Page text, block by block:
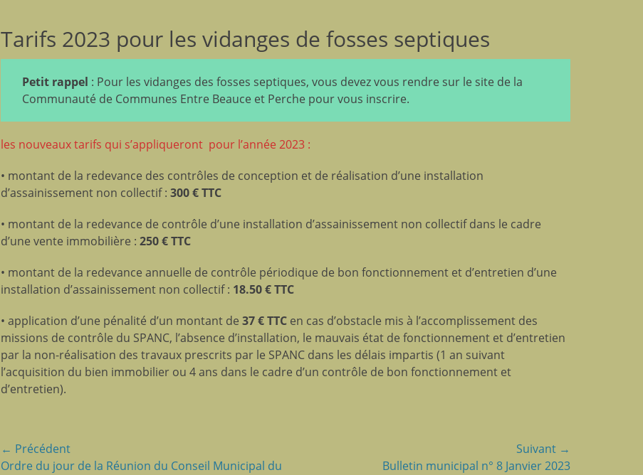
Tarifs 2023 pour les vidanges de fosses septiques
Petit rappel : Pour les vidanges des fosses septiques, vous devez vous rendre sur le site de la
Communauté de Communes Entre Beauce et Perche pour vous inscrire.
les nouveaux tarifs qui s’appliqueront pour l’année 2023 :
• montant de la redevance des contrôles de conception et de réalisation d’une installation
d’assainissement non collectif : 300 € TTC
• montant de la redevance de contrôle d’une installation d’assainissement non collectif dans le cadre
d’une vente immobilière : 250 € TTC
• montant de la redevance annuelle de contrôle périodique de bon fonctionnement et d’entretien d’une
installation d’assainissement non collectif : 18.50 € TTC
• application d’une pénalité d’un montant de 37 € TTC en cas d’obstacle mis à l’accomplissement des
missions de contrôle du SPANC, l’absence d’installation, le mauvais état de fonctionnement et d’entretien
par la non-réalisation des travaux prescrits par le SPANC dans les délais impartis (1 an suivant
l’acquisition du bien immobilier ou 4 ans dans le cadre d’un contrôle de bon fonctionnement et
d’entretien).
Navigation
← Précédent
Article
Ordre du jour de la Réunion du Conseil Municipal du
Suivant →
Bulletin municipal n° 8 Janvier 2023